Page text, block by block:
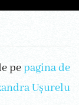
pepagina de
Ușurelu